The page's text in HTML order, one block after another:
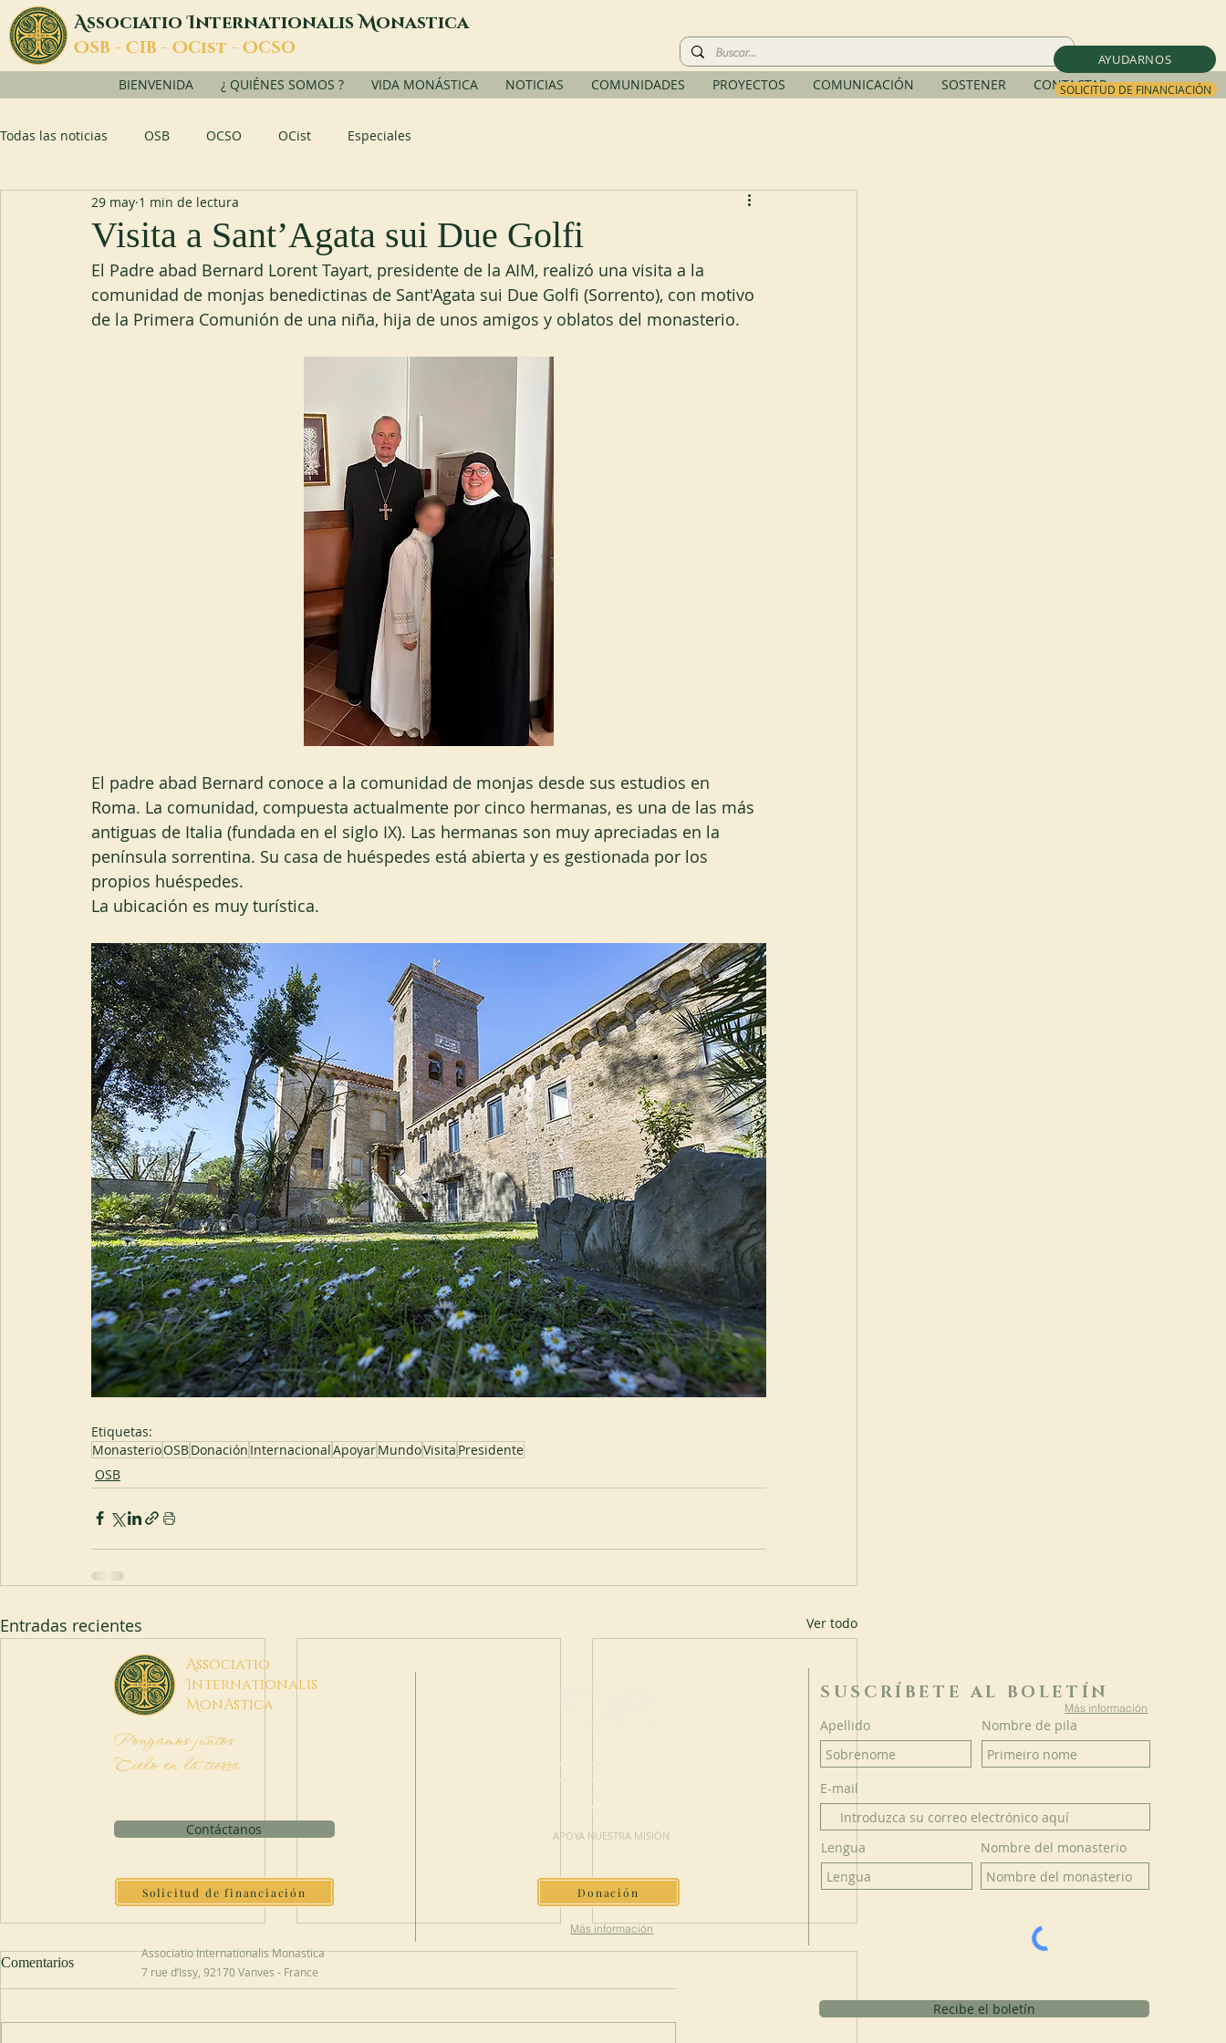
AYUDARNOS
SOLICITUD DE FINANCIACIÓN
AssociatioInternationalisMonastica
OSB - CIB - OCist - OCSO
BIENVENIDA ¿ QUIÉNES SOMOS ? VIDA MONÁSTICA NOTICIAS COMUNIDADES PROYECTOS COMUNICACIÓN SOSTENER CONTACTAR
Todas las noticias OSB OCSO OCist Especiales
Visita a Sant’Agata sui Due Golfi
29 may 1 min de lectura
El Padre abad Bernard Lorent Tayart, presidente de la AIM, realizó una visita a la
comunidad de monjas benedictinas de Sant'Agata sui Due Golfi (Sorrento), con motivo
de la Primera Comunión de una niña, hija de unos amigos y oblatos del monasterio.
El padre abad Bernard conoce a la comunidad de monjas desde sus estudios en
Roma. La comunidad, compuesta actualmente por cinco hermanas, es una de las más
antiguas de Italia (fundada en el siglo IX). Las hermanas son muy apreciadas en la
península sorrentina. Su casa de huéspedes está abierta y es gestionada por los
propios huéspedes.
La ubicación es muy turística.
Etiquetas:
MonasterioOSBDonación InternacionalApoyarMundoVisita Presidente
OSB
Entradas recientes Ver todo
Comentarios
Associatio
Internationalis
MonAstica
Pongamos juntos
Cielo en la tierra
Contáctanos
Solicitud de financiación
Associatio Internationalis Monastica
7 rue d’Issy, 92170 Vanves - France
HAGA UNA
DONACIÓN
APOYA NUESTRA MISIÓN
Donación
Más información
SUSCRÍBETE AL BOLETÍN
Más información
Apellido Nombre de pila
E-mail
Lengua Nombre del monasterio
Recibe el boletín